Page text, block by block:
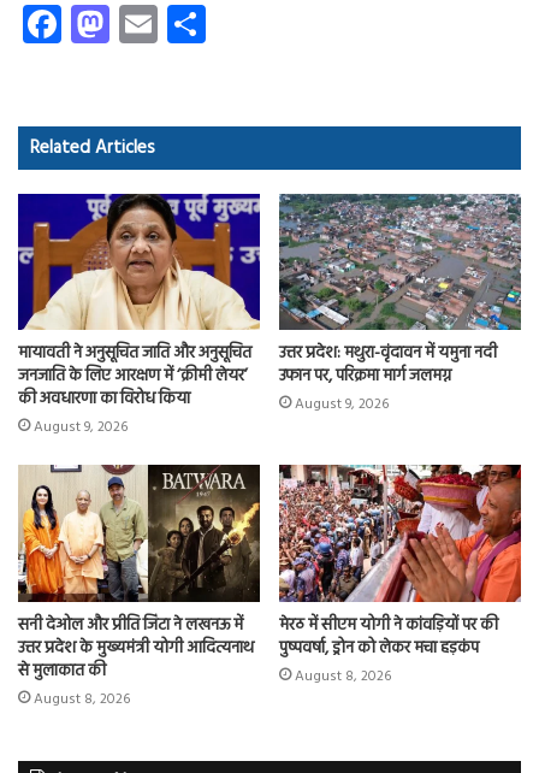
Fa
ce
o
ok
M
as
d
o
n
E
m
Related Articles
मायावती ने अनुसूचित जाति और अनुसूचित
जनजाति के लिए आरक्षण में ‘क्रीमी लेयर’
की अवधारणा का विरोध किया
August 9, 2026
उत्तर प्रदेश: मथुरा-वृंदावन में यमुना नदी
उफान पर, परिक्रमा मार्ग जलमग्न
August 9, 2026
सनी देओल और प्रीति जिंटा ने लखनऊ में
उत्तर प्रदेश के मुख्यमंत्री योगी आदित्यनाथ
से मुलाकात की
August 8, 2026
मेरठ में सीएम योगी ने कांवड़ियों पर की
पुष्पवर्षा, ड्रोन को लेकर मचा हड़कंप
August 8, 2026